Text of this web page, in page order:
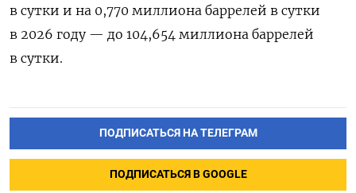
в сутки и на 0,770 миллиона баррелей в сутки
в 2026 году — до 104,654 миллиона баррелей
в сутки.
ПОДПИСАТЬСЯ НА ТЕЛЕГРАМ
ПОДПИСАТЬСЯ В GOOGLE